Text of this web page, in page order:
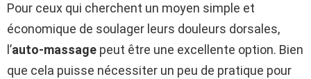
Pour ceux qui cherchent un moyen simple et
économique de soulager leurs douleurs dorsales,
l’auto-massage peut être une excellente option. Bien
que cela puisse nécessiter un peu de pratique pour